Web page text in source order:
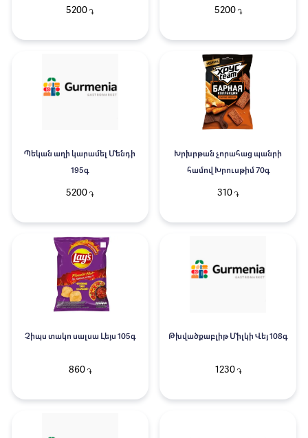
5200 ֏ 5200֏
Պեկան աղի կարամել Մենդի
195գ
5200 ֏
Խրխրթան չորահաց պանրի
համով Խրուսթիմ 70գ
310 ֏
Չիպս տակո սալսա Լեյս 105գ
860֏
Թխվածքաբլիթ Միլկի Վեյ 108գ
1230֏